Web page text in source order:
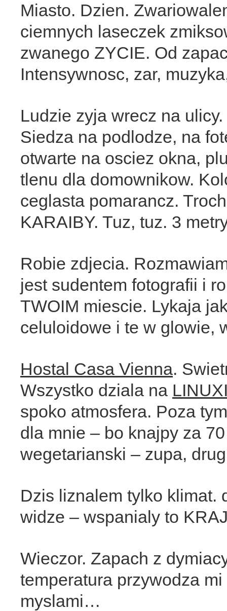
Miasto. Dzien.
ciemnych laseczek
zwanego ZYCIE. Od
Intensywnosc, zar,
Ludzie zyja wrecz na
Siedza na podlodze, na
otwarte na osciez okna,
tlenu dla domownikow.
ceglasta pomarancz.
KARAIBY. Tuz, tuz. 3
Robie zdjecia.
jest sudentem fotografii i
TWOIM miescie. Lykaja
celuloidowe i te w glowie,
Hostal Casa Vienna.
Wszystko dziala na
spoko atmosfera. Poza
dla mnie – bo knajpy za
wegetarianski – zupa,
Dzis liznalem tylko klimat.
widze – wspanialy to
Wieczor. Zapach z
temperatura przywodza
myslami…